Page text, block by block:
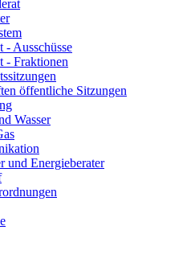
- Ausschüsse
- Fraktionen
öffentliche Sitzungen
Wasser
und Energieberater